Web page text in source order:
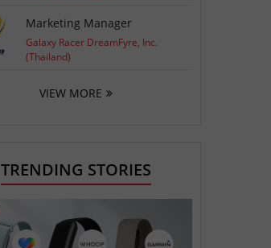
Marketing Manager
Galaxy Racer DreamFyre, Inc.
(Thailand)
VIEW MORE
TRENDING STORIES